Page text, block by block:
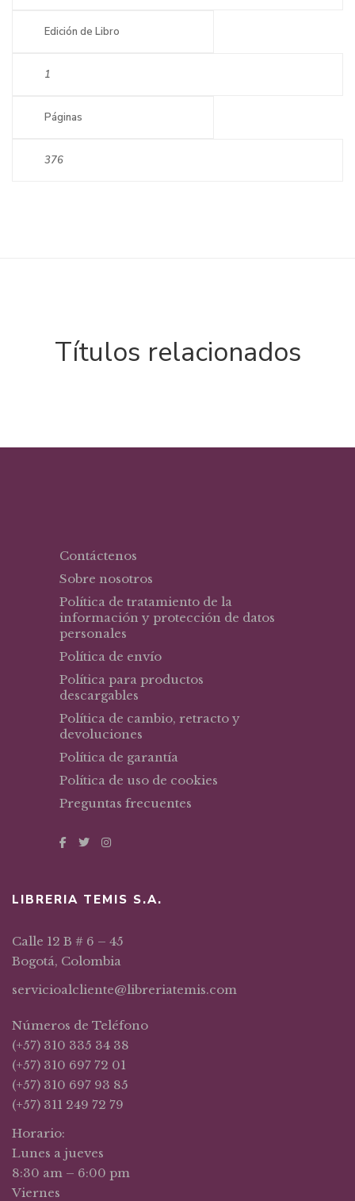
Edición de Libro
1
Páginas
376
Títulos relacionados
Contáctenos
Sobre nosotros
Política de tratamiento de la
información y protección de datos
personales
Política de envío
Política para productos
descargables
Política de cambio, retracto y
devoluciones
Política de garantía
Política de uso de cookies
Preguntas frecuentes
LIBRERIA TEMIS S.A.
Calle 12 B # 6 – 45
Bogotá, Colombia
servicioalcliente@libreriatemis.com
Números de Teléfono
(+57) 310 335 34 38
(+57) 310 697 72 01
(+57) 310 697 93 85
(+57) 311 249 72 79
Horario:
Lunes a jueves
8:30 am – 6:00 pm
Viernes